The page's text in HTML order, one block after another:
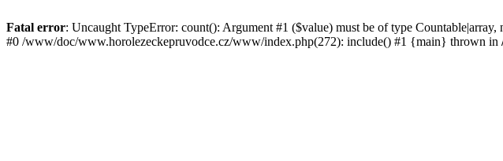
Fatal error: Uncaught TypeError: count(): Argument #1 ($value) must be of type
#0 /www/doc/www.horolezeckepruvodce.cz/www/index.php(272): include() #1 {main} thrown in